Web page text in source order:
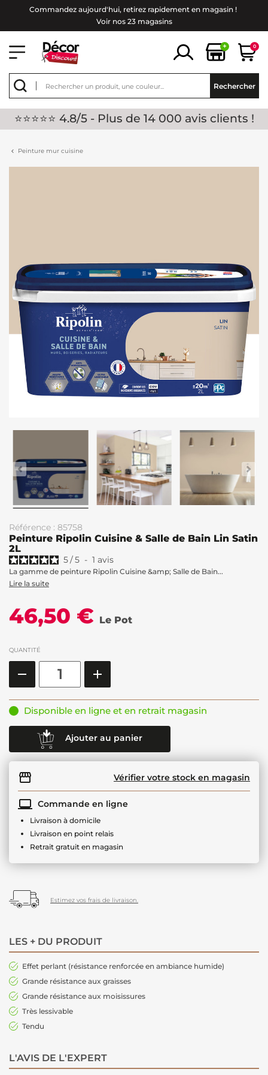
Commandez aujourd'hui, retirez rapidement en magasin !
Voir nos 23 magasins
+ 0
Rechercher
⭐⭐⭐⭐⭐ 4.8/5 - Plus de 14 000 avis clients !
Peinture mur cuisine
Référence : 85758
Peinture Ripolin Cuisine & Salle de Bain Lin Satin
2L
5/5 - 1 avis
La gamme de peinture Ripolin Cuisine &amp; Salle de Bain...
Lire la suite
46,50 € Le Pot
QUANTITÉ
Disponible en ligne et en retrait magasin
Ajouter au panier
Vérifier votre stock en magasin
Commande en ligne
Livraison à domicile
Livraison en point relais
Retrait gratuit en magasin
Estimez vos frais de livraison.
LES + DU PRODUIT
Effet perlant (résistance renforcée en ambiance humide)
Grande résistance aux graisses
Grande résistance aux moisissures
Très lessivable
Tendu
L'AVIS DE L'EXPERT